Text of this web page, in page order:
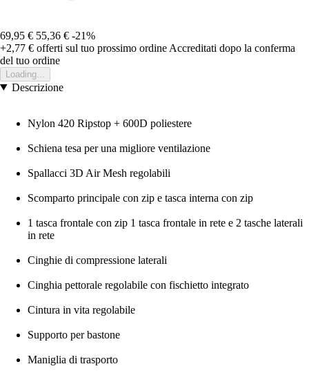
69,95 € 55,36 € -21%
+2,77 € offerti sul tuo prossimo ordine Accreditati dopo la conferma
del tuo ordine
Loading...
Descrizione
Nylon 420 Ripstop + 600D poliestere
Schiena tesa per una migliore ventilazione
Spallacci 3D Air Mesh regolabili
Scomparto principale con zip e tasca interna con zip
1 tasca frontale con zip 1 tasca frontale in rete e 2 tasche laterali
in rete
Cinghie di compressione laterali
Cinghia pettorale regolabile con fischietto integrato
Cintura in vita regolabile
Supporto per bastone
Maniglia di trasporto